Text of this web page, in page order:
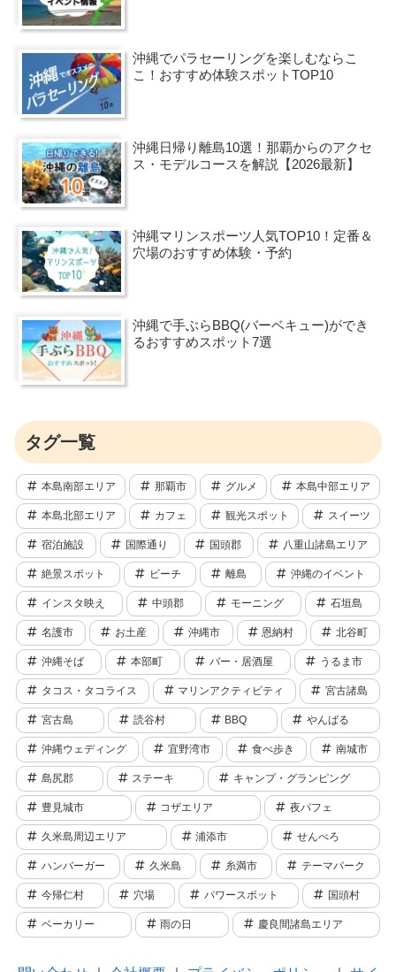
沖縄でパラセーリングを楽しむならこ
こ！おすすめ体験スポットTOP10
沖縄日帰り離島10選！那覇からのアクセ
ス・モデルコースを解説【2026最新】
沖縄マリンスポーツ人気TOP10！定番＆
穴場のおすすめ体験・予約
沖縄で手ぶらBBQ(バーベキュー)ができ
るおすすめスポット7選
タグ一覧
本島南部エリア 那覇市 グルメ 本島中部エリア
本島北部エリア カフェ 観光スポット スイーツ
宿泊施設 国際通り 国頭郡 八重山諸島エリア
絶景スポット ビーチ 離島 沖縄のイベント
インスタ映え 中頭郡 モーニング 石垣島
名護市 お土産 沖縄市 恩納村 北谷町
沖縄そば 本部町 バー・居酒屋 うるま市
タコス・タコライス マリンアクティビティ 宮古諸島
宮古島 読谷村 BBQ やんばる
沖縄ウェディング 宜野湾市 食べ歩き 南城市
島尻郡 ステーキ キャンプ・グランピング
豊見城市 コザエリア 夜パフェ
久米島周辺エリア 浦添市 せんべろ
ハンバーガー 久米島 糸満市 テーマパーク
今帰仁村 穴場 パワースポット 国頭村
ベーカリー 雨の日 慶良間諸島エリア